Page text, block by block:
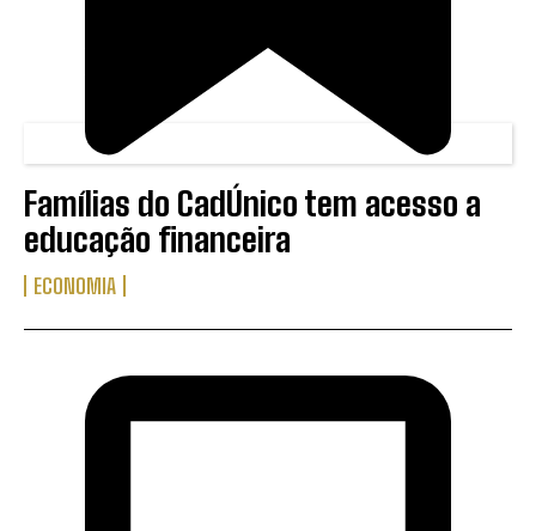
Famílias do CadÚnico tem acesso a
educação financeira
ECONOMIA